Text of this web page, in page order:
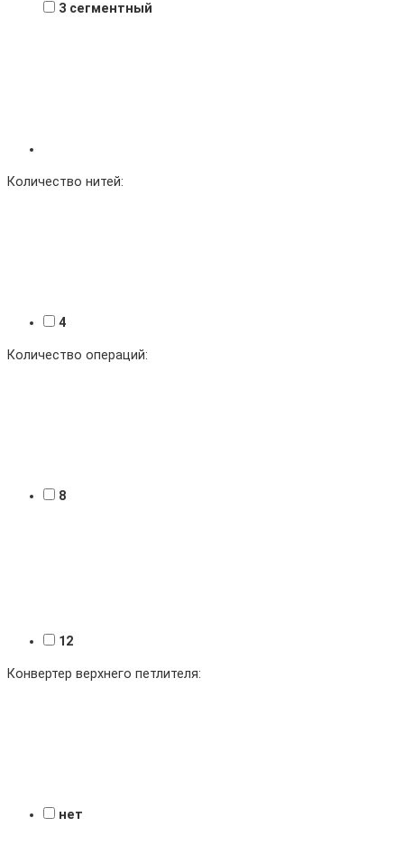
3 сегментный
Количество нитей:
4
Количество операций:
8
12
Конвертер верхнего петлителя:
нет